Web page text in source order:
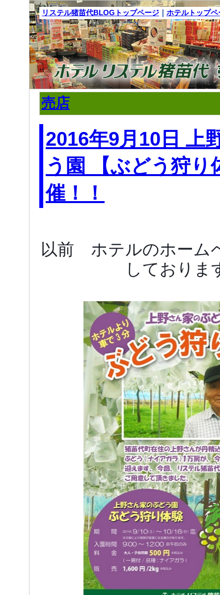
リステル猪苗代BLOGトップページ ｜ ホテルトップペ
売店
2016年9月10日 上
う園 【ぶどう狩り
催！！
以前 ホテルのホーム
しており